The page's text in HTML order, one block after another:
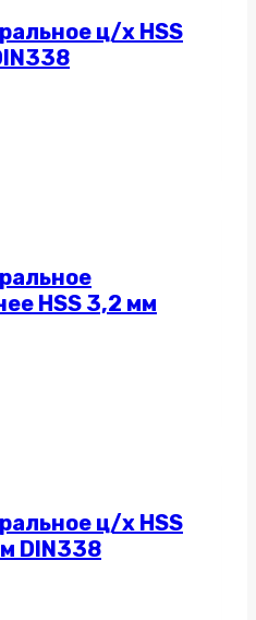
ц/х HSS
HSS 3,2 мм
ц/х HSS
DIN338